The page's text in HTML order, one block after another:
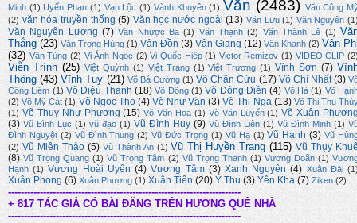
Minh (1) Uyển Phan (1) Vạn Lộc (1) Vành Khuyên (1) Văn (2483) Văn Công
(2) văn hóa truyền thống (5) Văn học nước ngoài (13) Văn Lưu (1) Văn Nguyên
Văn Nguyên Lương (7) Văn Nhược Ba (1) Văn Thạnh (2) Văn Thành Lê (1)
Thắng (23) Văn Trọng Hùng (1) Vân Đồn (3) Vân Giang (12) Vân Khanh (2) Vân
(32) Vân Tùng (2) Vi Ánh Ngọc (2) Vi Quốc Hiệp (1) Victor Remizov (1) VIDEO CLIP
Viễn Trình (25) Việt Quỳnh (1) Việt Trang (1) Việt Trương (1) Vĩnh Sơn (7)
Thông (43) Vĩnh Tuy (21) Võ Bá Cường (1) Võ Chân Cửu (17) Võ Chí Nhất (3)
Công Liêm (1) Võ Diệu Thanh (18) Võ Dõng (1) Võ Đông Điền (4) Võ Hà (1) Võ
(2) Võ Mỹ Cát (1) Võ Ngọc Thọ (4) Võ Như Văn (3) Võ Thị Nga (13) Võ Thị Thu
(1) Võ Thuỵ Như Phương (15) Võ Văn Hoa (1) Võ Văn Luyến (1) Võ Xuân
(3) Vũ Bình Lục (1) vũ đạo (1) Vũ Đình Huy (9) Vũ Đình Liên (1) Vũ Đình Minh (1)
Đình Nguyệt (2) Vũ Đình Thung (2) Vũ Đức Trọng (1) Vũ Hạ (1) Vũ Hạnh (3) Vũ
(2) Vũ Miên Thảo (5) Vũ Thành An (1) Vũ Thị Huyền Trang (115) Vũ Thụy
(8) Vũ Trọng Quang (1) Vũ Trọng Tâm (2) Vũ Trọng Thanh (1) Vương Doãn (1)
Hạnh (1) Vương Hoài Uyên (4) Vương Tâm (3) Xanh Nguyên (4) Xuân Đài
Xuân Phong (6) Xuân Phương (1) Xuân Tiến (20) Ý Thu (3) Yên Kha (7) Ziken (2)
-------------------------------------------------------------------------
+ 817 TÁC GIẢ CÓ BÀI ĐĂNG TRÊN HƯƠNG QUÊ NHÀ
-------------------------------------------------------------------------